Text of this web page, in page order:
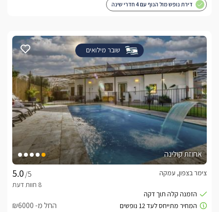
דירת נופש מול הנוף עם 4 חדרי שינה
שובר מילואים
אחוזת קולינה
/5
צימר בצפון, עמקה
החל מ- ₪6000